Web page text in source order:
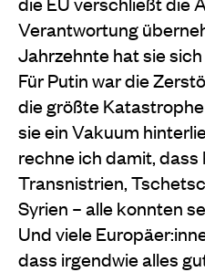
Verantwortung
Jahrzehnte hat sie
Für Putin war die
die größte
sie ein Vakuum
rechne ich damit,
Transnistrien,
Syrien – alle konnten
Und viele
dass irgendwie alles